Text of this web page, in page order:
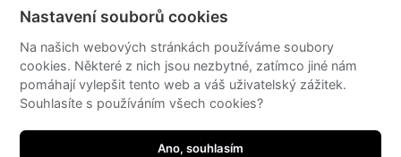
PRO MÉDIA
Nastavení souborů cookies
Na našich webových stránkách používáme soubory
cookies. Některé z nich jsou nezbytné, zatímco jiné nám
pomáhají vylepšit tento web a váš uživatelský zážitek.
Souhlasíte s používáním všech cookies?
Ano, souhlasím